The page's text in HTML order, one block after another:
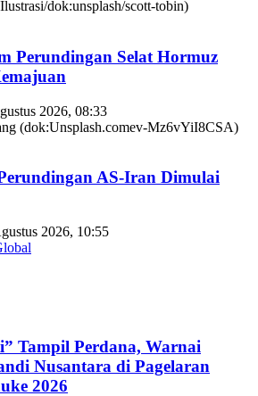
Perundingan Selat Hormuz
2026, 08:33
AS-Iran Dimulai
2026, 10:55
Tampil Perdana, Warnai
Nusantara di Pagelaran
2026